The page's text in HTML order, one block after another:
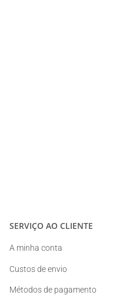
SERVIÇO AO CLIENTE
A minha conta
Custos de envio
Métodos de pagamento